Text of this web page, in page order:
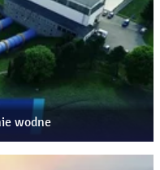
wodne